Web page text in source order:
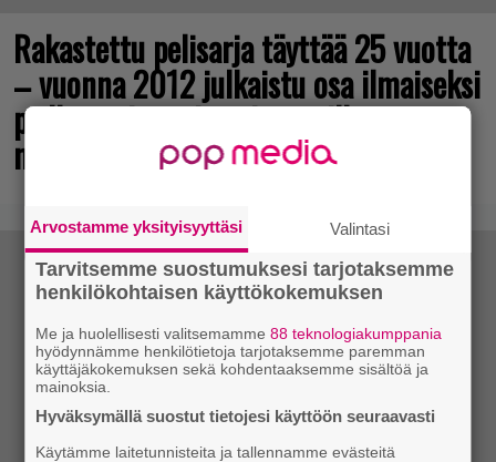
Rakastettu pelisarja täyttää 25 vuotta
– vuonna 2012 julkaistu osa ilmaiseksi
pc:lle, muita osia voi testailla
maksutta
Arvostamme yksityisyyttäsi Valintasi
Tarvitsemme suostumuksesi tarjotaksemme
henkilökohtaisen käyttökokemuksen
Me ja huolellisesti valitsemamme88 teknologiakumppania
hyödynnämme henkilötietoja tarjotaksemme paremman
käyttäjäkokemuksen sekä kohdentaaksemme sisältöä ja
mainoksia.
Hyväksymällä suostut tietojesi käyttöön seuraavasti
Käytämme laitetunnisteita ja tallennamme evästeitä